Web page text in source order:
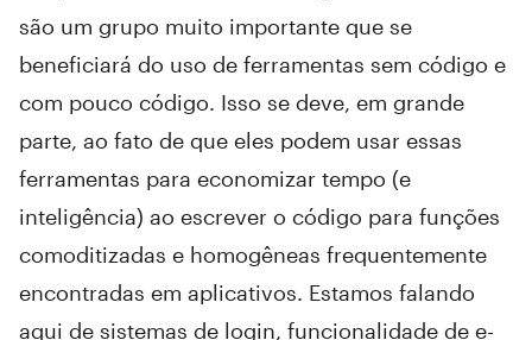
são um grupo muito importante que se
beneficiará do uso de ferramentas sem código e
com pouco código. Isso se deve, em grande
parte, ao fato de que eles podem usar essas
ferramentas para economizar tempo (e
inteligência) ao escrever o código para funções
comoditizadas e homogêneas frequentemente
encontradas em aplicativos. Estamos falando
aqui de sistemas de login, funcionalidade de e-